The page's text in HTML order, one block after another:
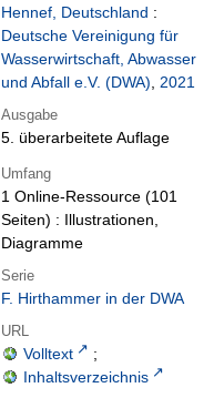
Hennef, Deutschland :
Deutsche Vereinigung für
Wasserwirtschaft, Abwasser
und Abfall e.V. (DWA), 2021
Ausgabe
5. überarbeitete Auflage
Umfang
1 Online-Ressource (101
Seiten) : Illustrationen,
Diagramme
Serie
F. Hirthammer in der DWA
URL
Volltext
;
Inhaltsverzeichnis